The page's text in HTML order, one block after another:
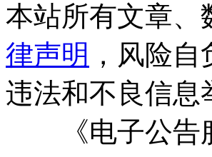
本站所有文章、
律声明 ，风险自
违法和不良信息
《电子公告服